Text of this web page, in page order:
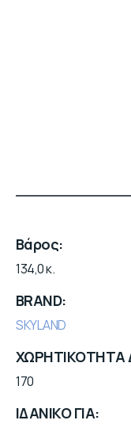
Βάρος
134,0 κ.
BRAND
SKYLAND
ΧΩΡΗΤΙΚΟΤΗΤΑ
170
ΙΔΑΝΙΚΟ ΓΙΑ